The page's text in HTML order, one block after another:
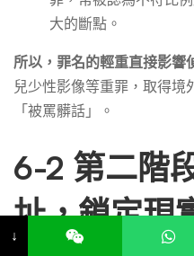
大的斷點。
所以，罪名的輕重直接影響
兒少性影像等重罪，取得境
「被罵髒話」。
6-2 第二階
址，鎖定現
↓